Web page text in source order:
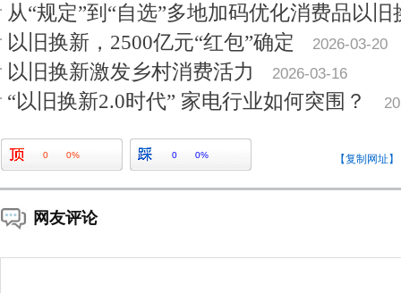
从“规定”到“自选”多地加码优化消费品以旧
以旧换新，2500亿元“红包”确定
2026-03-20
以旧换新激发乡村消费活力 2026-03-16
“以旧换新2.0时代” 家电行业如何突围？
0 0% 0 0% 【复制网址】
网友评论